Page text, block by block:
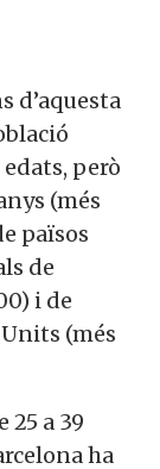
d’aquesta
però
(més
països
de
i de
(més
25 a 39
ha